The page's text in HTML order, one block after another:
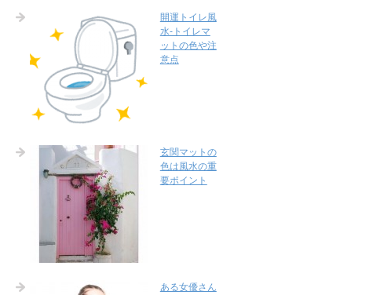
開運トイレ風
水-トイレマ
ットの色や注
意点
玄関マットの
色は風水の重
要ポイント
ある女優さん